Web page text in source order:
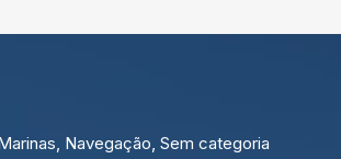
Navegação Sem categoria